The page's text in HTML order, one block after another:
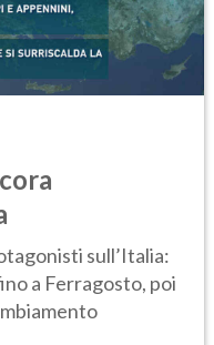
sull’Italia:
a Ferragosto, poi